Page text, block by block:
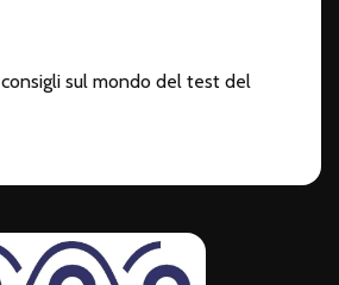
sul mondo del test del